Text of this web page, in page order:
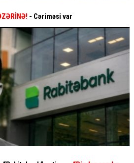
- Cəriməsi var